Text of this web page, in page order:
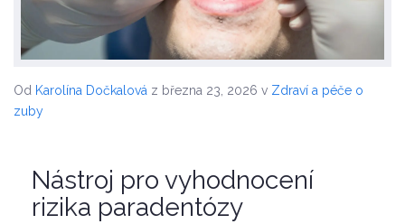
Od Karolína Dočkalová z března 23, 2026 v Zdraví a péče o
zuby
Nástroj pro vyhodnocení
rizika paradentózy